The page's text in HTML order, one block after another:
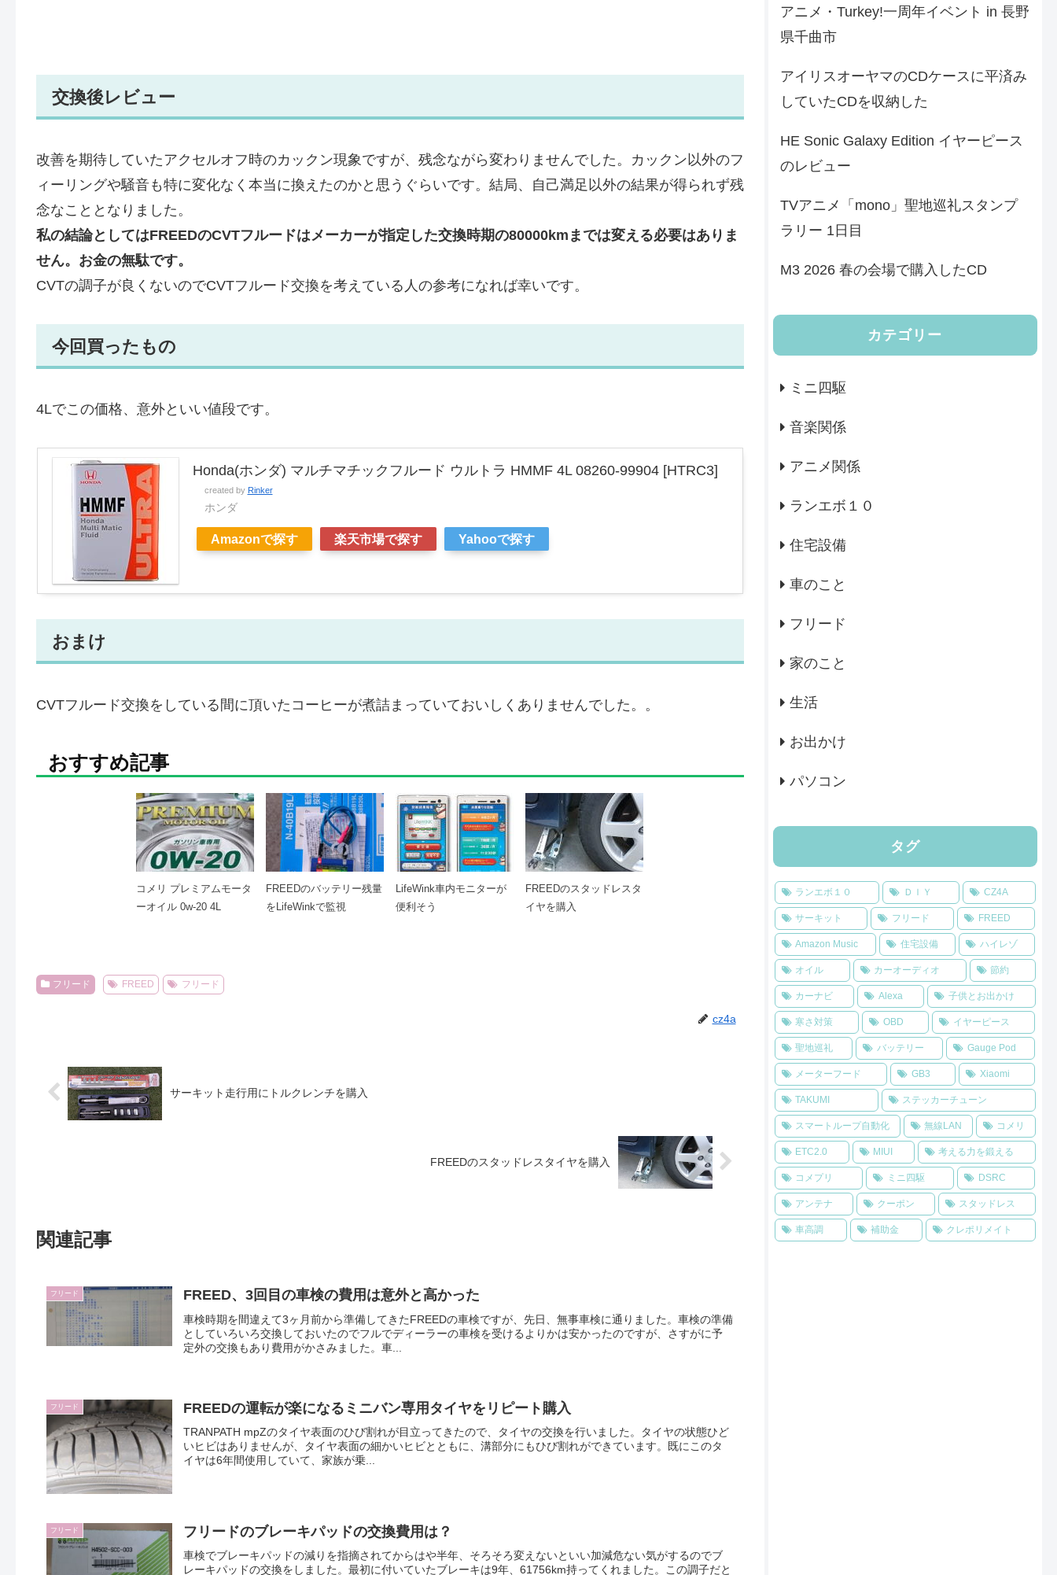
交換後レビュー
改善を期待していたアクセルオフ時のカックン現象ですが、残念ながら変わりませんでした。カックン以外のフ
ィーリングや騒音も特に変化なく本当に換えたのかと思うぐらいです。結局、自己満足以外の結果が得られず残
念なこととなりました。
私の結論としてはFREEDのCVTフルードはメーカーが指定した交換時期の80000kmまでは変える必要はありま
せん。お金の無駄です。
CVTの調子が良くないのでCVTフルード交換を考えている人の参考になれば幸いです。
今回買ったもの
4Lでこの価格、意外といい値段です。
Honda(ホンダ) マルチマチックフルード ウルトラ HMMF 4L 08260-99904 [HTRC3]
created by Rinker
ホンダ
Amazonで探す 楽天市場で探す Yahooで探す
おまけ
CVTフルード交換をしている間に頂いたコーヒーが煮詰まっていておいしくありませんでした。。
おすすめ記事
コメリ プレミアムモータ
ーオイル 0w-20 4L
FREEDのバッテリー残量
をLifeWinkで監視
LifeWink車内モニターが
便利そう
FREEDのスタッドレスタ
イヤを購入
フリード FREED フリード
cz4a
サーキット走行用にトルクレンチを購入
FREEDのスタッドレスタイヤを購入
関連記事
フリード FREED、3回目の車検の費用は意外と高かった
車検時期を間違えて3ヶ月前から準備してきたFREEDの車検ですが、先日、無事車検に通りました。車検の準備
としていろいろ交換しておいたのでフルでディーラーの車検を受けるよりかは安かったのですが、さすがに予
定外の交換もあり費用がかさみました。車...
フリード FREEDの運転が楽になるミニバン専用タイヤをリピート購入
TRANPATH mpZのタイヤ表面のひび割れが目立ってきたので、タイヤの交換を行いました。タイヤの状態ひど
いヒビはありませんが、タイヤ表面の細かいヒビとともに、溝部分にもひび割れができています。既にこのタ
イヤは6年間使用していて、家族が乗...
フリード フリードのブレーキパッドの交換費用は？
車検でブレーキパッドの減りを指摘されてからはや半年、そろそろ変えないといい加減危ない気がするのでブ
レーキパッドの交換をしました。最初に付いていたブレーキは9年、61756km持ってくれました。この調子だと
アニメ・Turkey!一周年イベント in 長野
県千曲市
アイリスオーヤマのCDケースに平済み
していたCDを収納した
HE Sonic Galaxy Edition イヤーピース
のレビュー
TVアニメ「mono」聖地巡礼スタンプ
ラリー 1日目
M3 2026 春の会場で購入したCD
カテゴリー
ミニ四駆
音楽関係
アニメ関係
ランエボ１０
住宅設備
車のこと
フリード
家のこと
生活
お出かけ
パソコン
タグ
ランエボ１０ ＤＩＹ CZ4A
サーキット フリード FREED
Amazon Music 住宅設備 ハイレゾ
オイル カーオーディオ 節約
カーナビ Alexa 子供とお出かけ
寒さ対策 OBD イヤーピース
聖地巡礼 バッテリー Gauge Pod
メーターフード GB3 Xiaomi
TAKUMI ステッカーチューン
スマートループ自動化 無線LAN コメリ
ETC2.0 MIUI 考える力を鍛える
コメプリ ミニ四駆 DSRC
アンテナ クーポン スタッドレス
車高調 補助金 クレポリメイト